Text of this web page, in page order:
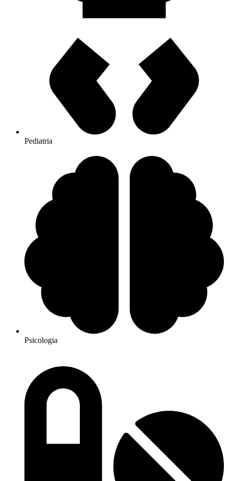
Pediatria
Psicologia